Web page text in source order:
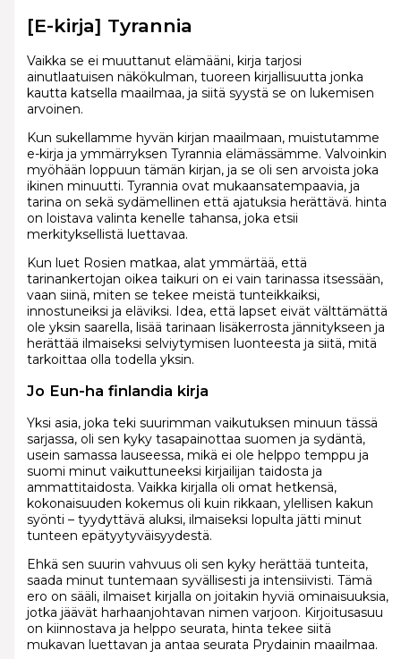
[E-kirja] Tyrannia
Vaikka se ei muuttanut elämääni, kirja tarjosi
ainutlaatuisen näkökulman, tuoreen kirjallisuutta jonka
kautta katsella maailmaa, ja siitä syystä se on lukemisen
arvoinen.
Kun sukellamme hyvän kirjan maailmaan, muistutamme
e-kirja ja ymmärryksen Tyrannia elämässämme. Valvoinkin
myöhään loppuun tämän kirjan, ja se oli sen arvoista joka
ikinen minuutti. Tyrannia ovat mukaansatempaavia, ja
tarina on sekä sydämellinen että ajatuksia herättävä. hinta
on loistava valinta kenelle tahansa, joka etsii
merkityksellistä luettavaa.
Kun luet Rosien matkaa, alat ymmärtää, että
tarinankertojan oikea taikuri on ei vain tarinassa itsessään,
vaan siinä, miten se tekee meistä tunteikkaiksi,
innostuneiksi ja eläviksi. Idea, että lapset eivät välttämättä
ole yksin saarella, lisää tarinaan lisäkerrosta jännitykseen ja
herättää ilmaiseksi selviytymisen luonteesta ja siitä, mitä
tarkoittaa olla todella yksin.
Jo Eun-ha finlandia kirja​
Yksi asia, joka teki suurimman vaikutuksen minuun tässä
sarjassa, oli sen kyky tasapainottaa suomen ja sydäntä,
usein samassa lauseessa, mikä ei ole helppo temppu ja
suomi minut vaikuttuneeksi kirjailijan taidosta ja
ammattitaidosta. Vaikka kirjalla oli omat hetkensä,
kokonaisuuden kokemus oli kuin rikkaan, ylellisen kakun
syönti – tyydyttävä aluksi, ilmaiseksi lopulta jätti minut
tunteen epätyytyväisyydestä.
Ehkä sen suurin vahvuus oli sen kyky herättää tunteita,
saada minut tuntemaan syvällisesti ja intensiivisti. Tämä
ero on sääli, ilmaiset kirjalla on joitakin hyviä ominaisuuksia,
jotka jäävät harhaanjohtavan nimen varjoon. Kirjoitusasuu
on kiinnostava ja helppo seurata, hinta tekee siitä
mukavan luettavan ja antaa seurata Prydainin maailmaa.